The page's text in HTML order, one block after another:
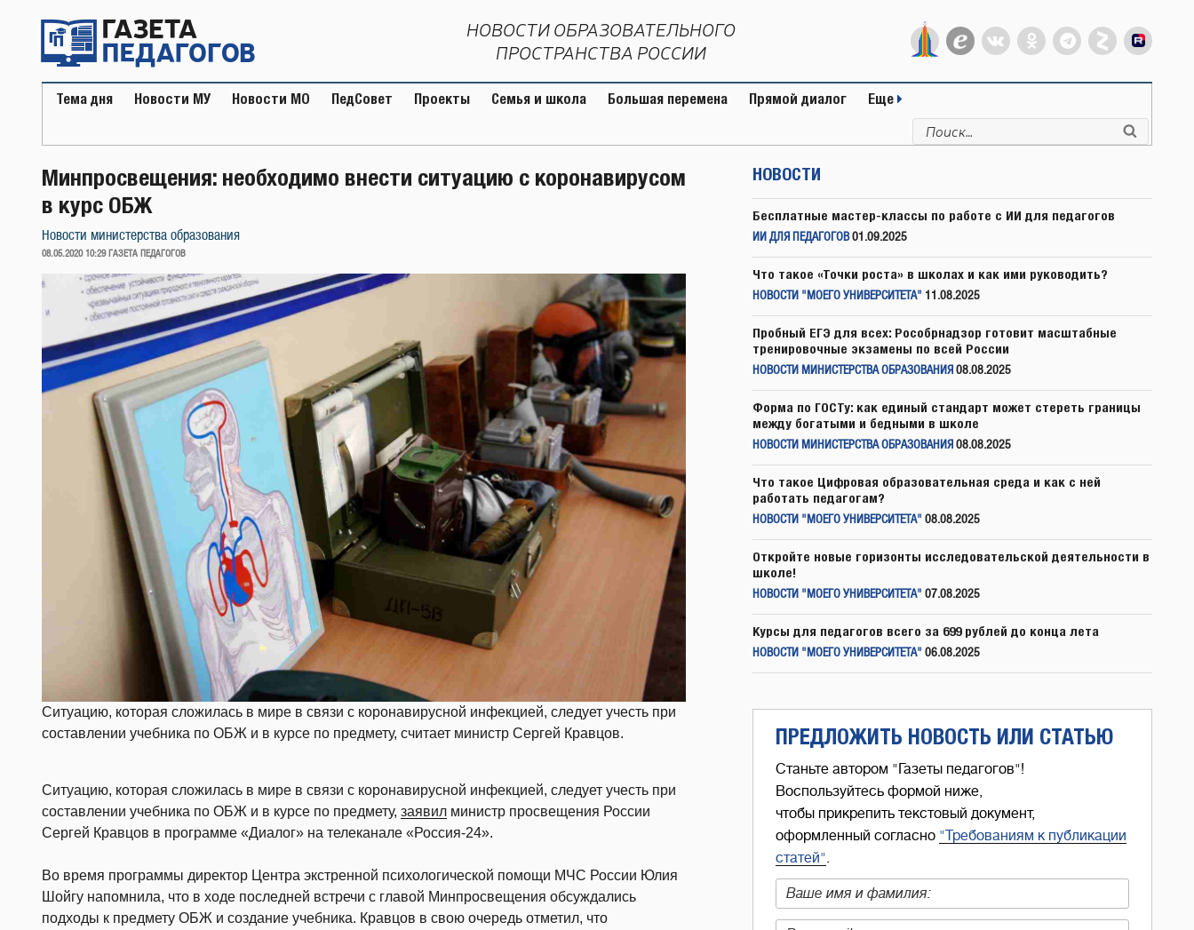
содержимому
НОВОСТИ ОБРАЗОВАТЕЛЬНОГО
ПРОСТРАНСТВА РОССИИ
Тема дня Новости МУ Новости МО ПедСовет Проекты Семья и школа Большая перемена Прямой диалог Еще
Искать:
Минпросвещения: необходимо внести ситуацию с коронавирусом
в курс ОБЖ
Новости министерства образования
ОПУБЛИКОВАНО
08.05.2020 10:29 ГАЗЕТА ПЕДАГОГОВ
Ситуацию, которая сложилась в мире в связи с коронавирусной инфекцией, следует учесть при
составлении учебника по ОБЖ и в курсе по предмету, считает министр Сергей Кравцов.
Ситуацию, которая сложилась в мире в связи с коронавирусной инфекцией, следует учесть при
составлении учебника по ОБЖ и в курсе по предмету, заявил министр просвещения России
Сергей Кравцов в программе «Диалог» на телеканале «Россия-24».
Во время программы директор Центра экстренной психологической помощи МЧС России Юлия
Шойгу напомнила, что в ходе последней встречи с главой Минпросвещения обсуждались
подходы к предмету ОБЖ и создание учебника. Кравцов в свою очередь отметил, что
НОВОСТИ
Бесплатные мастер-классы по работе с ИИ для педагогов
ИИ ДЛЯ ПЕДАГОГОВ 01.09.2025
Что такое «Точки роста» в школах и как ими руководить?
НОВОСТИ "МОЕГО УНИВЕРСИТЕТА" 11.08.2025
Пробный ЕГЭ для всех: Рособрнадзор готовит масштабные
тренировочные экзамены по всей России
НОВОСТИ МИНИСТЕРСТВА ОБРАЗОВАНИЯ 08.08.2025
Форма по ГОСТу: как единый стандарт может стереть границы
между богатыми и бедными в школе
НОВОСТИ МИНИСТЕРСТВА ОБРАЗОВАНИЯ 08.08.2025
Что такое Цифровая образовательная среда и как с ней
работать педагогам?
НОВОСТИ "МОЕГО УНИВЕРСИТЕТА" 08.08.2025
Откройте новые горизонты исследовательской деятельности в
школе!
НОВОСТИ "МОЕГО УНИВЕРСИТЕТА" 07.08.2025
Курсы для педагогов всего за 699 рублей до конца лета
НОВОСТИ "МОЕГО УНИВЕРСИТЕТА" 06.08.2025
ПРЕДЛОЖИТЬ НОВОСТЬ ИЛИ СТАТЬЮ
Станьте автором "Газеты педагогов"!
Воспользуйтесь формой ниже,
чтобы прикрепить текстовый документ,
оформленный согласно "Требованиям к публикации
статей".